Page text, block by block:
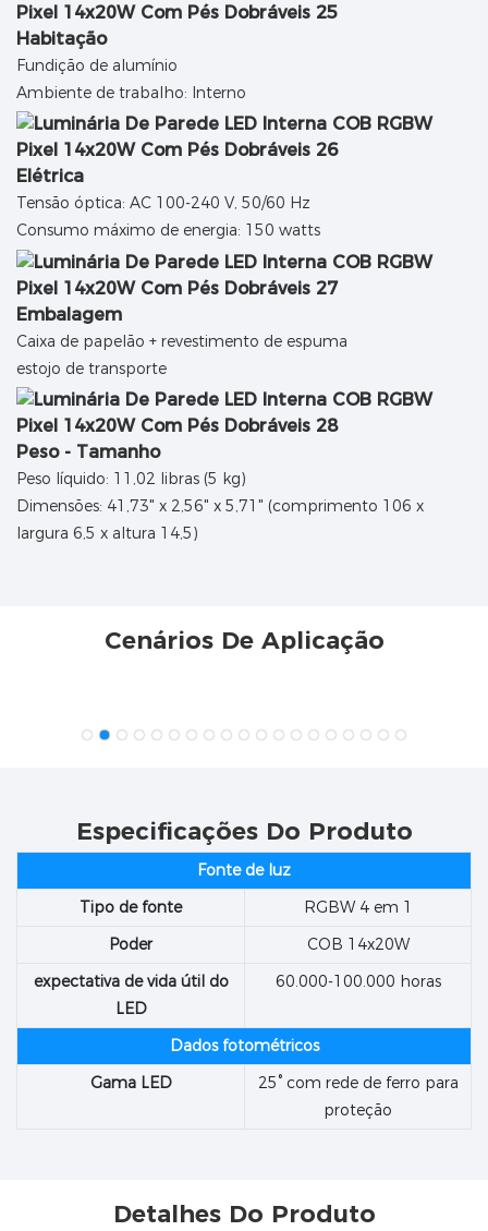
Habitação
Fundição de alumínio
Ambiente de trabalho: Interno
Elétrica
Tensão óptica: AC 100-240 V, 50/60 Hz
Consumo máximo de energia: 150 watts
Embalagem
Caixa de papelão + revestimento de espuma
estojo de transporte
Peso - Tamanho
Peso líquido: 11,02 libras (5 kg)
Dimensões: 41,73" x 2,56" x 5,71" (comprimento 106 x
largura 6,5 ​​x altura 14,5)
Cenários De Aplicação
Especificações Do Produto
Fonte de luz
Tipo de fonte
RGBW 4 em 1
Poder
COB 14x20W
expectativa de vida útil do
LED
60.000-100.000 horas
Dados fotométricos
Gama LED
25° com rede de ferro para
proteção
Detalhes Do Produto